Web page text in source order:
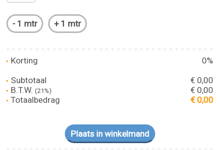
Korting
0%
Subtotaal
€ 0,00
B.T.W.(21%)
€ 0,00
Totaalbedrag
€ 0,00